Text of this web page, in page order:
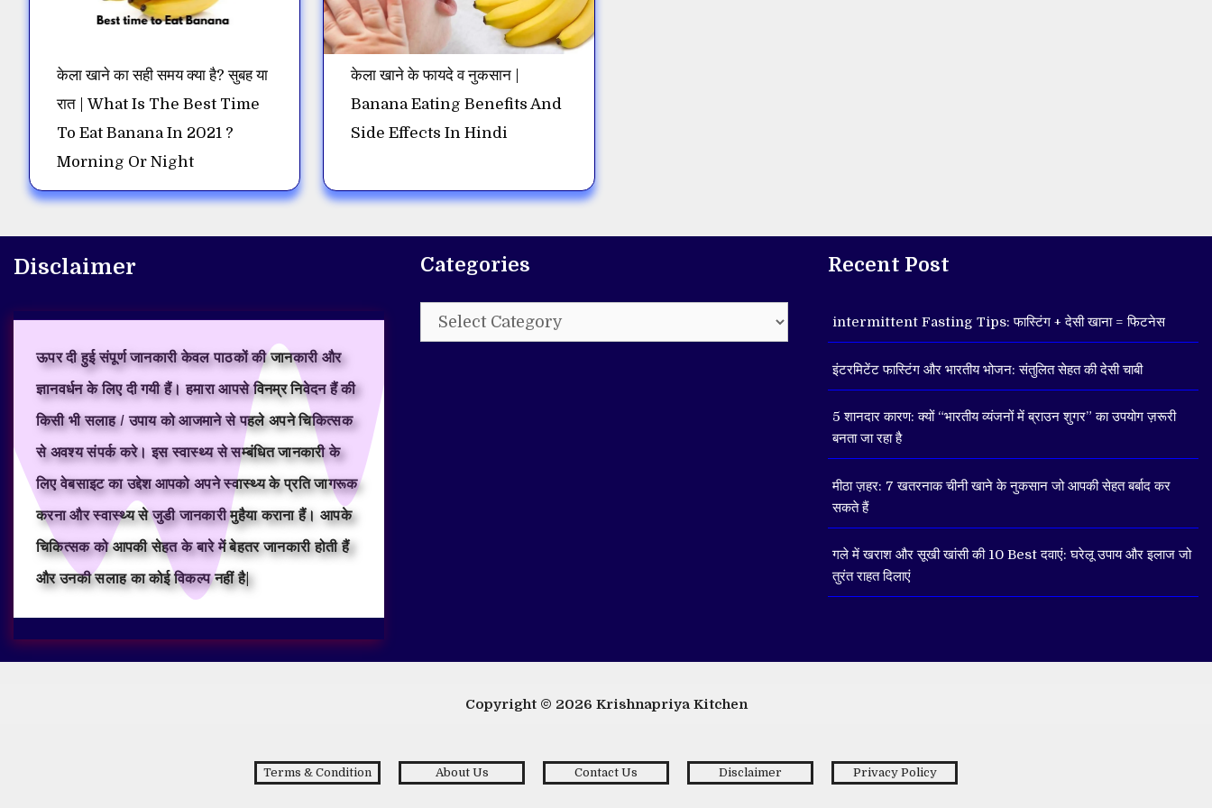
केला खाने का सही समय क्या है? सुबह या
रात | What Is The Best Time
To Eat Banana In 2021 ?
Morning Or Night
केला खाने के फायदे व नुकसान |
Banana Eating Benefits And
Side Effects In Hindi
Disclaimer
ऊपर दी हुई संपूर्ण जानकारी केवल पाठकों की जानकारी और
ज्ञानवर्धन के लिए दी गयी हैं। हमारा आपसे विनम्र निवेदन हैं की
किसी भी सलाह / उपाय को आजमाने से पहले अपने चिकित्सक
से अवश्य संपर्क करे। इस स्वास्थ्य से सम्बंधित जानकारी के
लिए वेबसाइट का उद्देश आपको अपने स्वास्थ्य के प्रति जागरूक
करना और स्वास्थ्य से जुडी जानकारी मुहैया कराना हैं। आपके
चिकित्सक को आपकी सेहत के बारे में बेहतर जानकारी होती हैं
और उनकी सलाह का कोई विकल्प नहीं है|
Categories
Categories
Recent Post
intermittent Fasting Tips: फास्टिंग + देसी खाना = फिटनेस
इंटरमिटेंट फास्टिंग और भारतीय भोजन: संतुलित सेहत की देसी चाबी
5 शानदार कारण: क्यों “भारतीय व्यंजनों में ब्राउन शुगर” का उपयोग ज़रूरी
बनता जा रहा है
मीठा ज़हर: 7 खतरनाक चीनी खाने के नुकसान जो आपकी सेहत बर्बाद कर
सकते हैं
गले में खराश और सूखी खांसी की 10 Best दवाएं: घरेलू उपाय और इलाज जो
तुरंत राहत दिलाएं
Copyright © 2026 Krishnapriya Kitchen
Terms & Condition About Us Contact Us Disclaimer Privacy Policy